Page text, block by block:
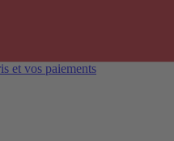
et vos paiements